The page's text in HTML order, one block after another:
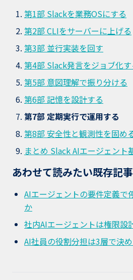
第1部 Slackを業務OSにする
第2部 CLIをサーバーに上げる
第3部 並行実装を回す
第4部 Slack発言をジョブ化す
第5部 意図理解で振り分ける
第6部 記憶を設計する
第7部 定期実行で運用する
第8部 安全性と観測性を固め
まとめ Slack AIエージェント
あわせて読みたい既存記事
AIエージェントの要件定義で
か
社内AIエージェントは権限設
AI社員の役割分担は3層で決